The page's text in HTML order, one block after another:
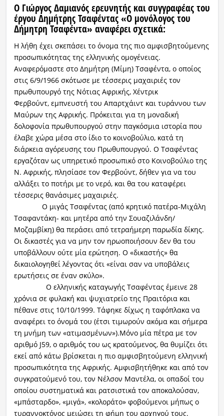
Ο Γιώργος Δαμιανός ερευνητής και συγγραφέας του
έργουΔημήτρης Τσαφέντας «Ο μονόλογος του
Δήμητρη Τσαφέντα»αναφέρει σχετικά:
Η λήθη έχει σκεπάσει το όνομα της πιο αμφισβητούμενης
προσωπικότητας της ελληνικής ομογένειας.
Αναφερόμαστε στο Δημήτρη (Μίμη) Τσαφέντα, ο οποίος
στις 6/9/1966 σκότωσε με τέσσερις μαχαιριές τον
πρωθυπουργό της Νότιας Αφρικής, Χέντρικ
Φερβούντ, εμπνευστή του Απαρτχάιντ και τυράννου των
Μαύρων της Αφρικής. Πρόκειται για τη μοναδική
δολοφονία πρωθυπουργού στην παγκόσμια ιστορία που
έλαβε χώρα μέσα στο ίδιο το κοινοβούλιο, κατά τη
διάρκεια αγόρευσης του Πρωθυπουργού. Ο Τσαφέντας
εργαζόταν ως υπηρετικό προσωπικό στο Κοινοβούλιο της
Ν. Αφρικής, πλησίασε τον Φερβούντ, δήθεν για να του
αλλάξει το ποτήρι με το νερό, και θα του καταφέρει
τέσσερις θανάσιμες μαχαιριές.
Ο μιγάς Τσαφέντας (από κρητικό πατέρα-Μιχάλη
Τσαφαντάκη- και μητέρα από την Σουαζιλάνδη/
Μοζαμβίκη) θα περάσει από τετραήμερη παρωδία δίκης.
Οι δικαστές για να μην τον ηρωοποιήσουν δεν θα του
υποβάλλουν ούτε μία ερώτηση. Ο «δικαστής» θα
δικαιολογηθεί λέγοντας ότι «είναι σαν να υποβάλεις
ερωτήσεις σε έναν σκύλο».
Ο ελληνικής καταγωγής Τσαφέντας έμεινε 28
χρόνια σε φυλακή και ψυχιατρείο της Πραιτόρια και
πέθανε στις 10/10/1999. Τάφηκε δίχως η ταφόπλακα να
αναφέρει το όνομά του (έτσι τιμωρούν ακόμα και σήμερα
τη μνήμη των «ατιμασμένων»).Μόνο μία πέτρα με τον
αριθμό J59, ο αριθμός του ως κρατούμενος, θα θυμίζει ότι
εκεί από κάτω βρίσκεται η πιο αμφισβητούμενη ελληνική
προσωπικότητα της Αφρικής. Αμφισβητήθηκε και από τον
συγκρατούμενό του, τον Νέλσον Μαντέλα, οι οπαδοί του
οποίου συστηματικά και ρατσιστικά τον αποκαλούσαν,
«μπάσταρδο», «μιγά», «κολοράτο» φοβούμενοι μήπως ο
τυραννοκτόνος μειώσει τη φήμη του αρχηγού τους.